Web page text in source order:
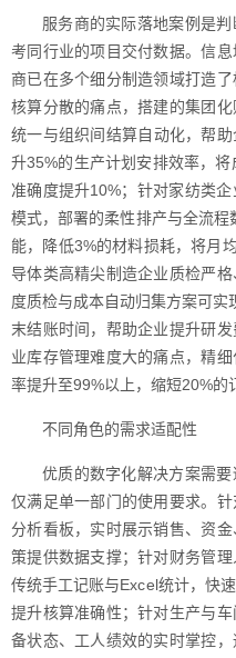
服务商的实际落地案例是
考同行业的项目交付数据。信
商已在多个细分制造领域打造
核算分散的痛点，搭建的集团
统一与组织间结算自动化，帮
升35%的生产计划安排效率，
准确度提升10%；针对家纺类
模式，部署的柔性排产与全流
能，降低3%的材料损耗，将月
导体类高精尖制造企业质检严
度质检与成本自动归集方案可实
末结账时间，帮助企业提升研
业库存管理难度大的痛点，精
率提升至99%以上，缩短20%的
不同角色的需求适配性
优质的数字化解决方案需
仅满足单一部门的使用要求。
分析看板，实时展示销售、资
策提供数据支撑；针对财务管
传统手工记账与Excel统计，快
提升核算准确性；针对生产与
备状态、工人绩效的实时掌控